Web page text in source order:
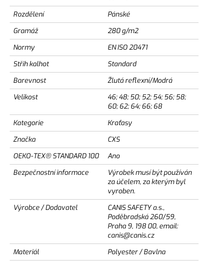
Rozdělení
Pánské
Gramáž
280 g/m2
Normy
EN ISO 20471
Střih kalhot
Standard
Barevnost
Žlutá reflexní/Modrá
Velikost
46; 48; 50; 52; 54; 56; 58;
60; 62; 64; 66; 68
Kategorie
Kraťasy
Značka
CXS
OEKO-TEX® STANDARD 100
Ano
Bezpečnostní informace
Výrobek musí být používán
za účelem, za kterým byl
vyroben.
Výrobce / Dodavatel
CANIS SAFETY a.s.,
Poděbradská 260/59,
Praha 9, 198 00, email:
canis@canis.cz
Materiál
Polyester / Bavlna